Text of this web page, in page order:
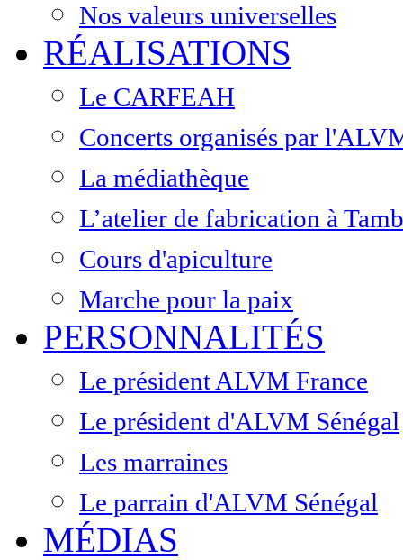
Nos valeurs universelles
RÉALISATIONS
Le CARFEAH
Concerts organisés par
La médiathèque
L’atelier de fabrication à
Cours d'apiculture
Marche pour la paix
PERSONNALITÉS
Le président ALVM France
Le président d'ALVM Sénégal
Les marraines
Le parrain d'ALVM Sénégal
MÉDIAS